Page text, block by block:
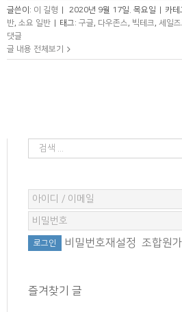
글쓴이: 이 길형 | 2020년 9월 17일. 목요일 | 카테
반, 소요 일반 | 태그: 구글, 다우존스, 빅테크, 세일
댓글
글 내용 전체보기
비밀번호재설정 조합원
즐겨찾기 글